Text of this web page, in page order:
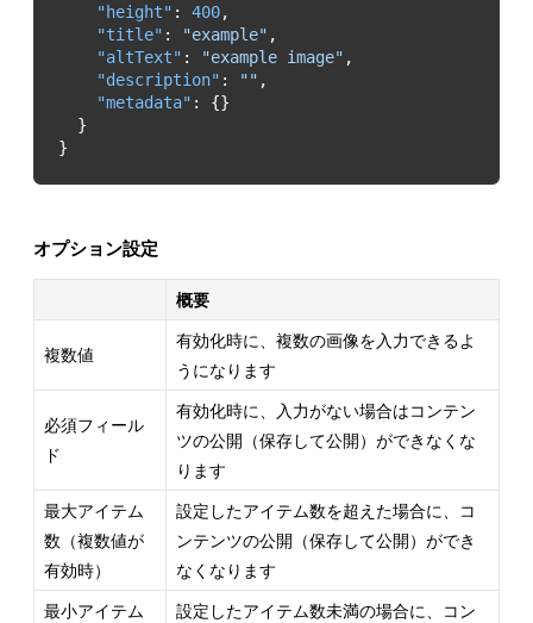
"height" : 400
"title" : "example"
"altText" : "example image"
"description" : ""
"metadata"
}
オプション設定
概要
複数値
有効化時に、複数の画像を入力できるよ
うになります
必須フィール
ド
有効化時に、入力がない場合はコンテン
ツの公開（保存して公開）ができなくな
ります
最大アイテム
数（複数値が
有効時）
設定したアイテム数を超えた場合に、コ
ンテンツの公開（保存して公開）ができ
なくなります
最小アイテム
設定したアイテム数未満の場合に、コン